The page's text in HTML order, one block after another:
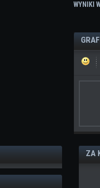
WYNIKI
ZA